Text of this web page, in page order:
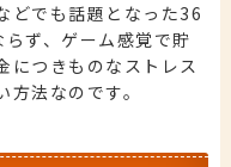
どでも話題となった36
ず、ゲーム感覚で貯
につきものなストレス
法なのです。